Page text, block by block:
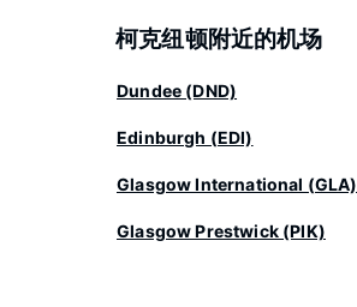
柯克纽顿附近的机场
Dundee (DND)
Edinburgh (EDI)
Glasgow International (GLA)
Glasgow Prestwick (PIK)